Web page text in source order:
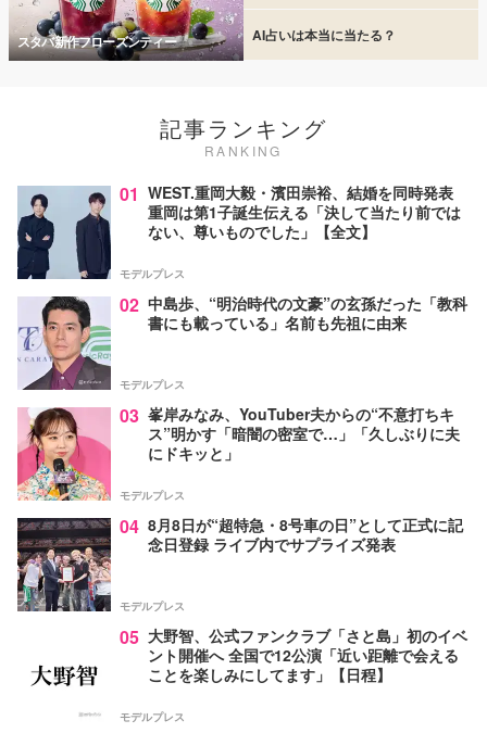
スタバ新作フローズンティー AI占いは本当に当たる？
記事ランキング
RANKING
01 WEST.重岡大毅・濱田崇裕、結婚を同時発表
重岡は第1子誕生伝える「決して当たり前では
ない、尊いものでした」【全文】
モデルプレス
02 中島歩、“明治時代の文豪”の玄孫だった「教科
書にも載っている」名前も先祖に由来
モデルプレス
03 峯岸みなみ、YouTuber夫からの“不意打ちキ
ス”明かす「暗闇の密室で…」「久しぶりに夫
にドキッと」
モデルプレス
04 8月8日が“超特急・8号車の日”として正式に記
念日登録 ライブ内でサプライズ発表
モデルプレス
05 大野智、公式ファンクラブ「さと島」初のイベ
ント開催へ 全国で12公演「近い距離で会える
ことを楽しみにしてます」【日程】
モデルプレス